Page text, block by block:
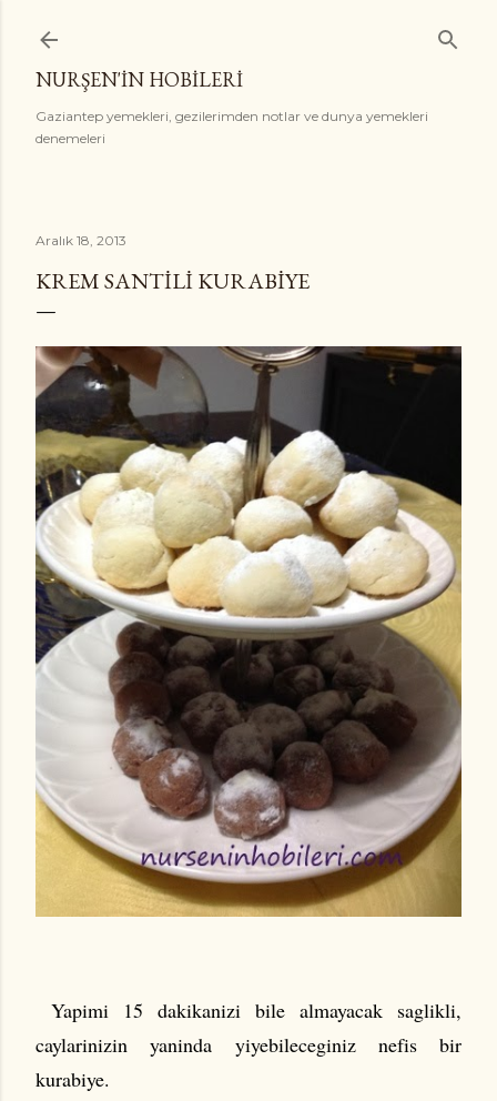
NURŞEN'İN HOBİLERİ
Gaziantep yemekleri, gezilerimden notlar ve dunya yemekleri
denemeleri
Aralık 18, 2013
KREM SANTILI KURABIYE
Yapimi 15 dakikanizi bile almayacak saglikli,
caylarinizin yaninda yiyebileceginiz nefis bir
kurabiye.